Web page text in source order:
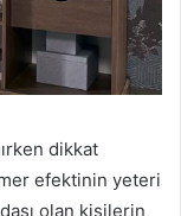
dikkat
efektinin yeteri
olan kişilerin